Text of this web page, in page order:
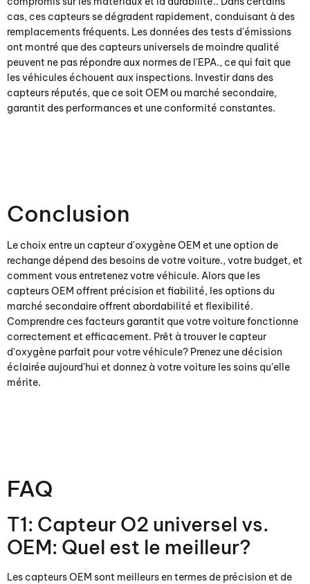
cas, ces capteurs se dégradent rapidement, conduisant à des
remplacements fréquents. Les données des tests d'émissions
ont montré que des capteurs universels de moindre qualité
peuvent ne pas répondre aux normes de l'EPA., ce qui fait que
les véhicules échouent aux inspections. Investir dans des
capteurs réputés, que ce soit OEM ou marché secondaire,
garantit des performances et une conformité constantes.
Conclusion
Le choix entre un capteur d'oxygène OEM et une option de
rechange dépend des besoins de votre voiture., votre budget, et
comment vous entretenez votre véhicule. Alors que les
capteurs OEM offrent précision et fiabilité, les options du
marché secondaire offrent abordabilité et flexibilité.
Comprendre ces facteurs garantit que votre voiture fonctionne
correctement et efficacement. Prêt à trouver le capteur
d'oxygène parfait pour votre véhicule? Prenez une décision
éclairée aujourd'hui et donnez à votre voiture les soins qu'elle
mérite.
FAQ
T1: Capteur O2 universel vs.
OEM: Quel est le meilleur?
Les capteurs OEM sont meilleurs en termes de précision et de